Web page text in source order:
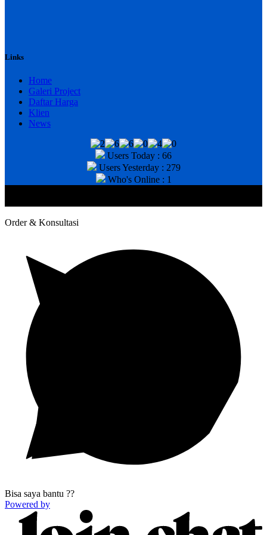
Links
Home
Galeri Project
Daftar Harga
Klien
News
Users Today : 66
Users Yesterday : 279
Who's Online : 1
Order & Konsultasi
Bisa saya bantu ??
Powered by